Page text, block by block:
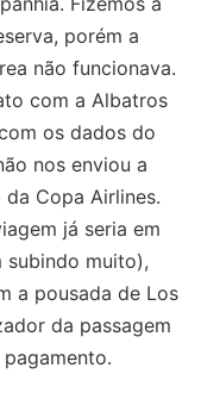
porém a
não funcionava.
com a Albatros
os dados do
nos enviou a
Copa Airlines.
já seria em
subindo muito),
a pousada de Los
da passagem